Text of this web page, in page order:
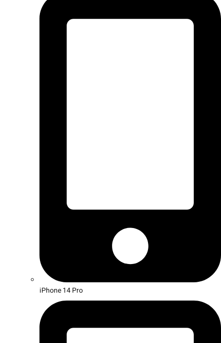
iPhone 14 Pro